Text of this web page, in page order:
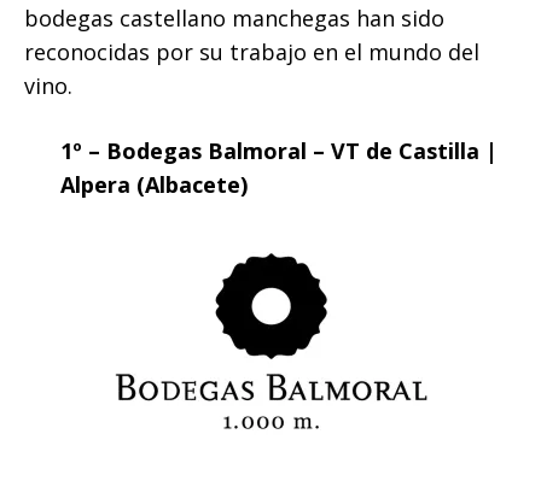
bodegas castellano manchegas han sido
reconocidas por su trabajo en el mundo del
vino.
1º – Bodegas Balmoral – VT de Castilla |
Alpera (Albacete)